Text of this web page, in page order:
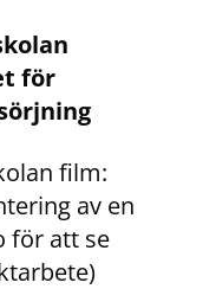
för
film:
av en
för att se